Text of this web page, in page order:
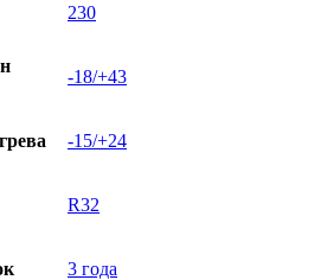
230
-18/+43
-15/+24
R32
3 года